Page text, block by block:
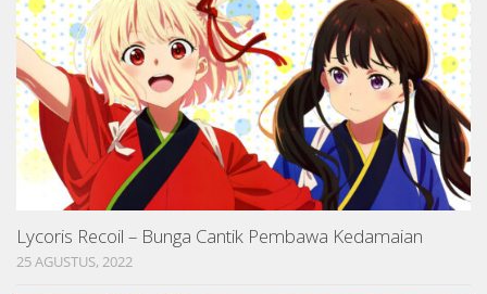
Lycoris Recoil – Bunga Cantik Pembawa Kedamaian
25 AGUSTUS, 2022